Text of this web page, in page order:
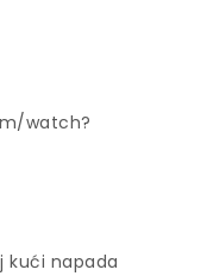
watch?
kući napada